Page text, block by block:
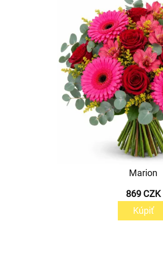
Marion
869 CZK
Kúpiť